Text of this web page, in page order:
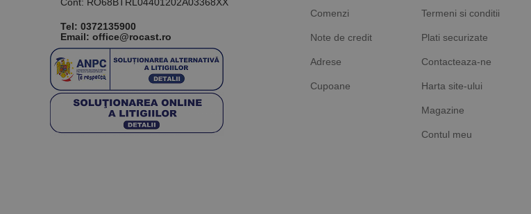
Tel: 0372135900
Email: office@rocast.ro
Comenzi
Note de credit
Adrese
Cupoane
Termeni si conditii
Plati securizate
Contacteaza-ne
Harta site-ului
Magazine
Contul meu